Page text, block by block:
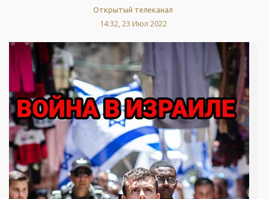
Открытый телеканал
14:32, 23 Июл 2022